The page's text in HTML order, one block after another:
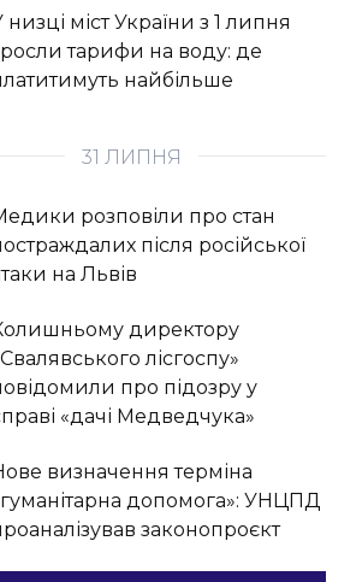
низці міст України з 1 липня
тарифи на воду: де
найбільше
31 ЛИПНЯ
розповіли про стан
після російської
на Львів
директору
лісгоспу»
про підозру у
«дачі Медведчука»
визначення терміна
допомога»: УНЦПД
законопроєкт